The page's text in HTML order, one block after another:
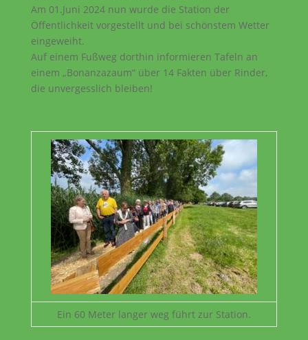
Am 01.Juni 2024 nun wurde die Station der
Öffentlichkeit vorgestellt und bei schönstem Wetter
eingeweiht.
Auf einem Fußweg dorthin informieren Tafeln an
einem „Bonanzazaum“ über 14 Fakten über Rinder,
die unvergesslich bleiben!
Ein 60 Meter langer weg führt zur Station.